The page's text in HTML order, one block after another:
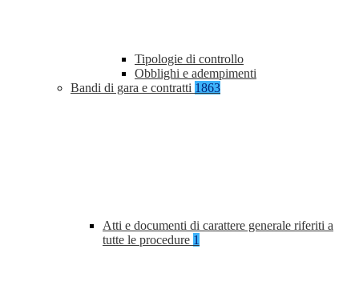
Tipologie di controllo
Obblighi e adempimenti
Bandi di gara e contratti 1863
Atti e documenti di carattere generale riferiti a
tutte le procedure 1